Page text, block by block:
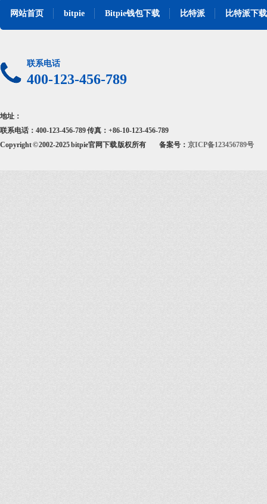
网站首页 bitpie Bitpie钱包下载 比特派 比特派下载
联系电话
400-123-456-789
地址：
联系电话：400-123-456-789 传真：+86-10-123-456-789
Copyright © 2002-2025 bitpie官网下载 版权所有
备案号： 京ICP备123456789号